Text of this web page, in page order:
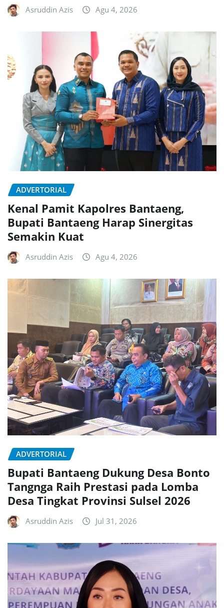
Asruddin Azis Agu 4, 2026
ADVERTORIAL
Kenal Pamit Kapolres Bantaeng,
Bupati Bantaeng Harap Sinergitas
Semakin Kuat
Asruddin Azis Agu 4, 2026
ADVERTORIAL
Bupati Bantaeng Dukung Desa Bonto
Tangnga Raih Prestasi pada Lomba
Desa Tingkat Provinsi Sulsel 2026
Asruddin Azis Jul 31, 2026